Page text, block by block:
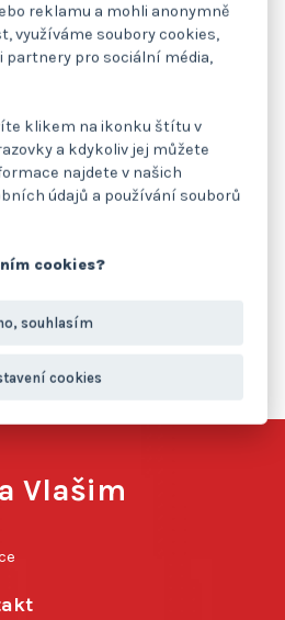
Vlašim
reklamu a mohli anonymně
využíváme soubory cookies,
pro sociální média,
klikem na ikonku štítu v
a kdykoliv jej můžete
najdete v našich
údajů a používání souborů
cookies?
souhlasím
cookies